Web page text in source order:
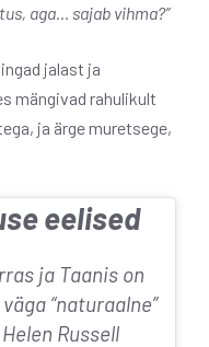
aga… sajab vihma?”
jalast ja
mängivad rahulikult
ja ärge muretsege,
eelised
ja Taanis on
“naturaalne”
Russell